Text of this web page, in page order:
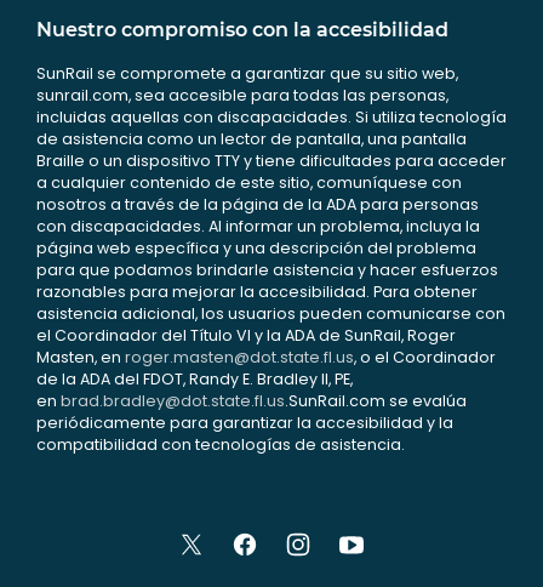
Nuestro compromiso con la accesibilidad
SunRail se compromete a garantizar que su sitio web,
sunrail.com, sea accesible para todas las personas,
incluidas aquellas con discapacidades. Si utiliza tecnología
de asistencia como un lector de pantalla, una pantalla
Braille o un dispositivo TTY y tiene dificultades para acceder
a cualquier contenido de este sitio, comuníquese con
nosotros a través de la página de la ADA para personas
con discapacidades. Al informar un problema, incluya la
página web específica y una descripción del problema
para que podamos brindarle asistencia y hacer esfuerzos
razonables para mejorar la accesibilidad. Para obtener
asistencia adicional, los usuarios pueden comunicarse con
el Coordinador del Título VI y la ADA de SunRail, Roger
Masten, en roger.masten@dot.state.fl.us, o el Coordinador
de la ADA del FDOT, Randy E. Bradley II, PE,
en brad.bradley@dot.state.fl.us.SunRail.com se evalúa
periódicamente para garantizar la accesibilidad y la
compatibilidad con tecnologías de asistencia.